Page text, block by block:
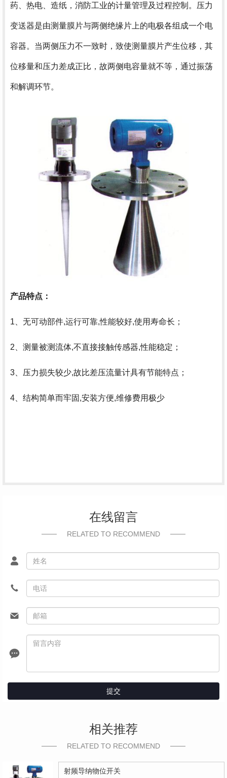
药、热电、造纸，消防工业的计量管理及过程控制。压力
变送器是由测量膜片与两侧绝缘片上的电极各组成一个电
容器。当两侧压力不一致时，致使测量膜片产生位移，其
位移量和压力差成正比，故两侧电容量就不等，通过振荡
和解调环节。
产品特点：
1、无可动部件,运行可靠,性能较好,使用寿命长；
2、测量被测流体,不直接接触传感器,性能稳定；
3、压力损失较少,故比差压流量计具有节能特点；
4、结构简单而牢固,安装方便,维修费用极少
在线留言
RELATED TO RECOMMEND
提交
相关推荐
RELATED TO RECOMMEND
射频导纳物位开关